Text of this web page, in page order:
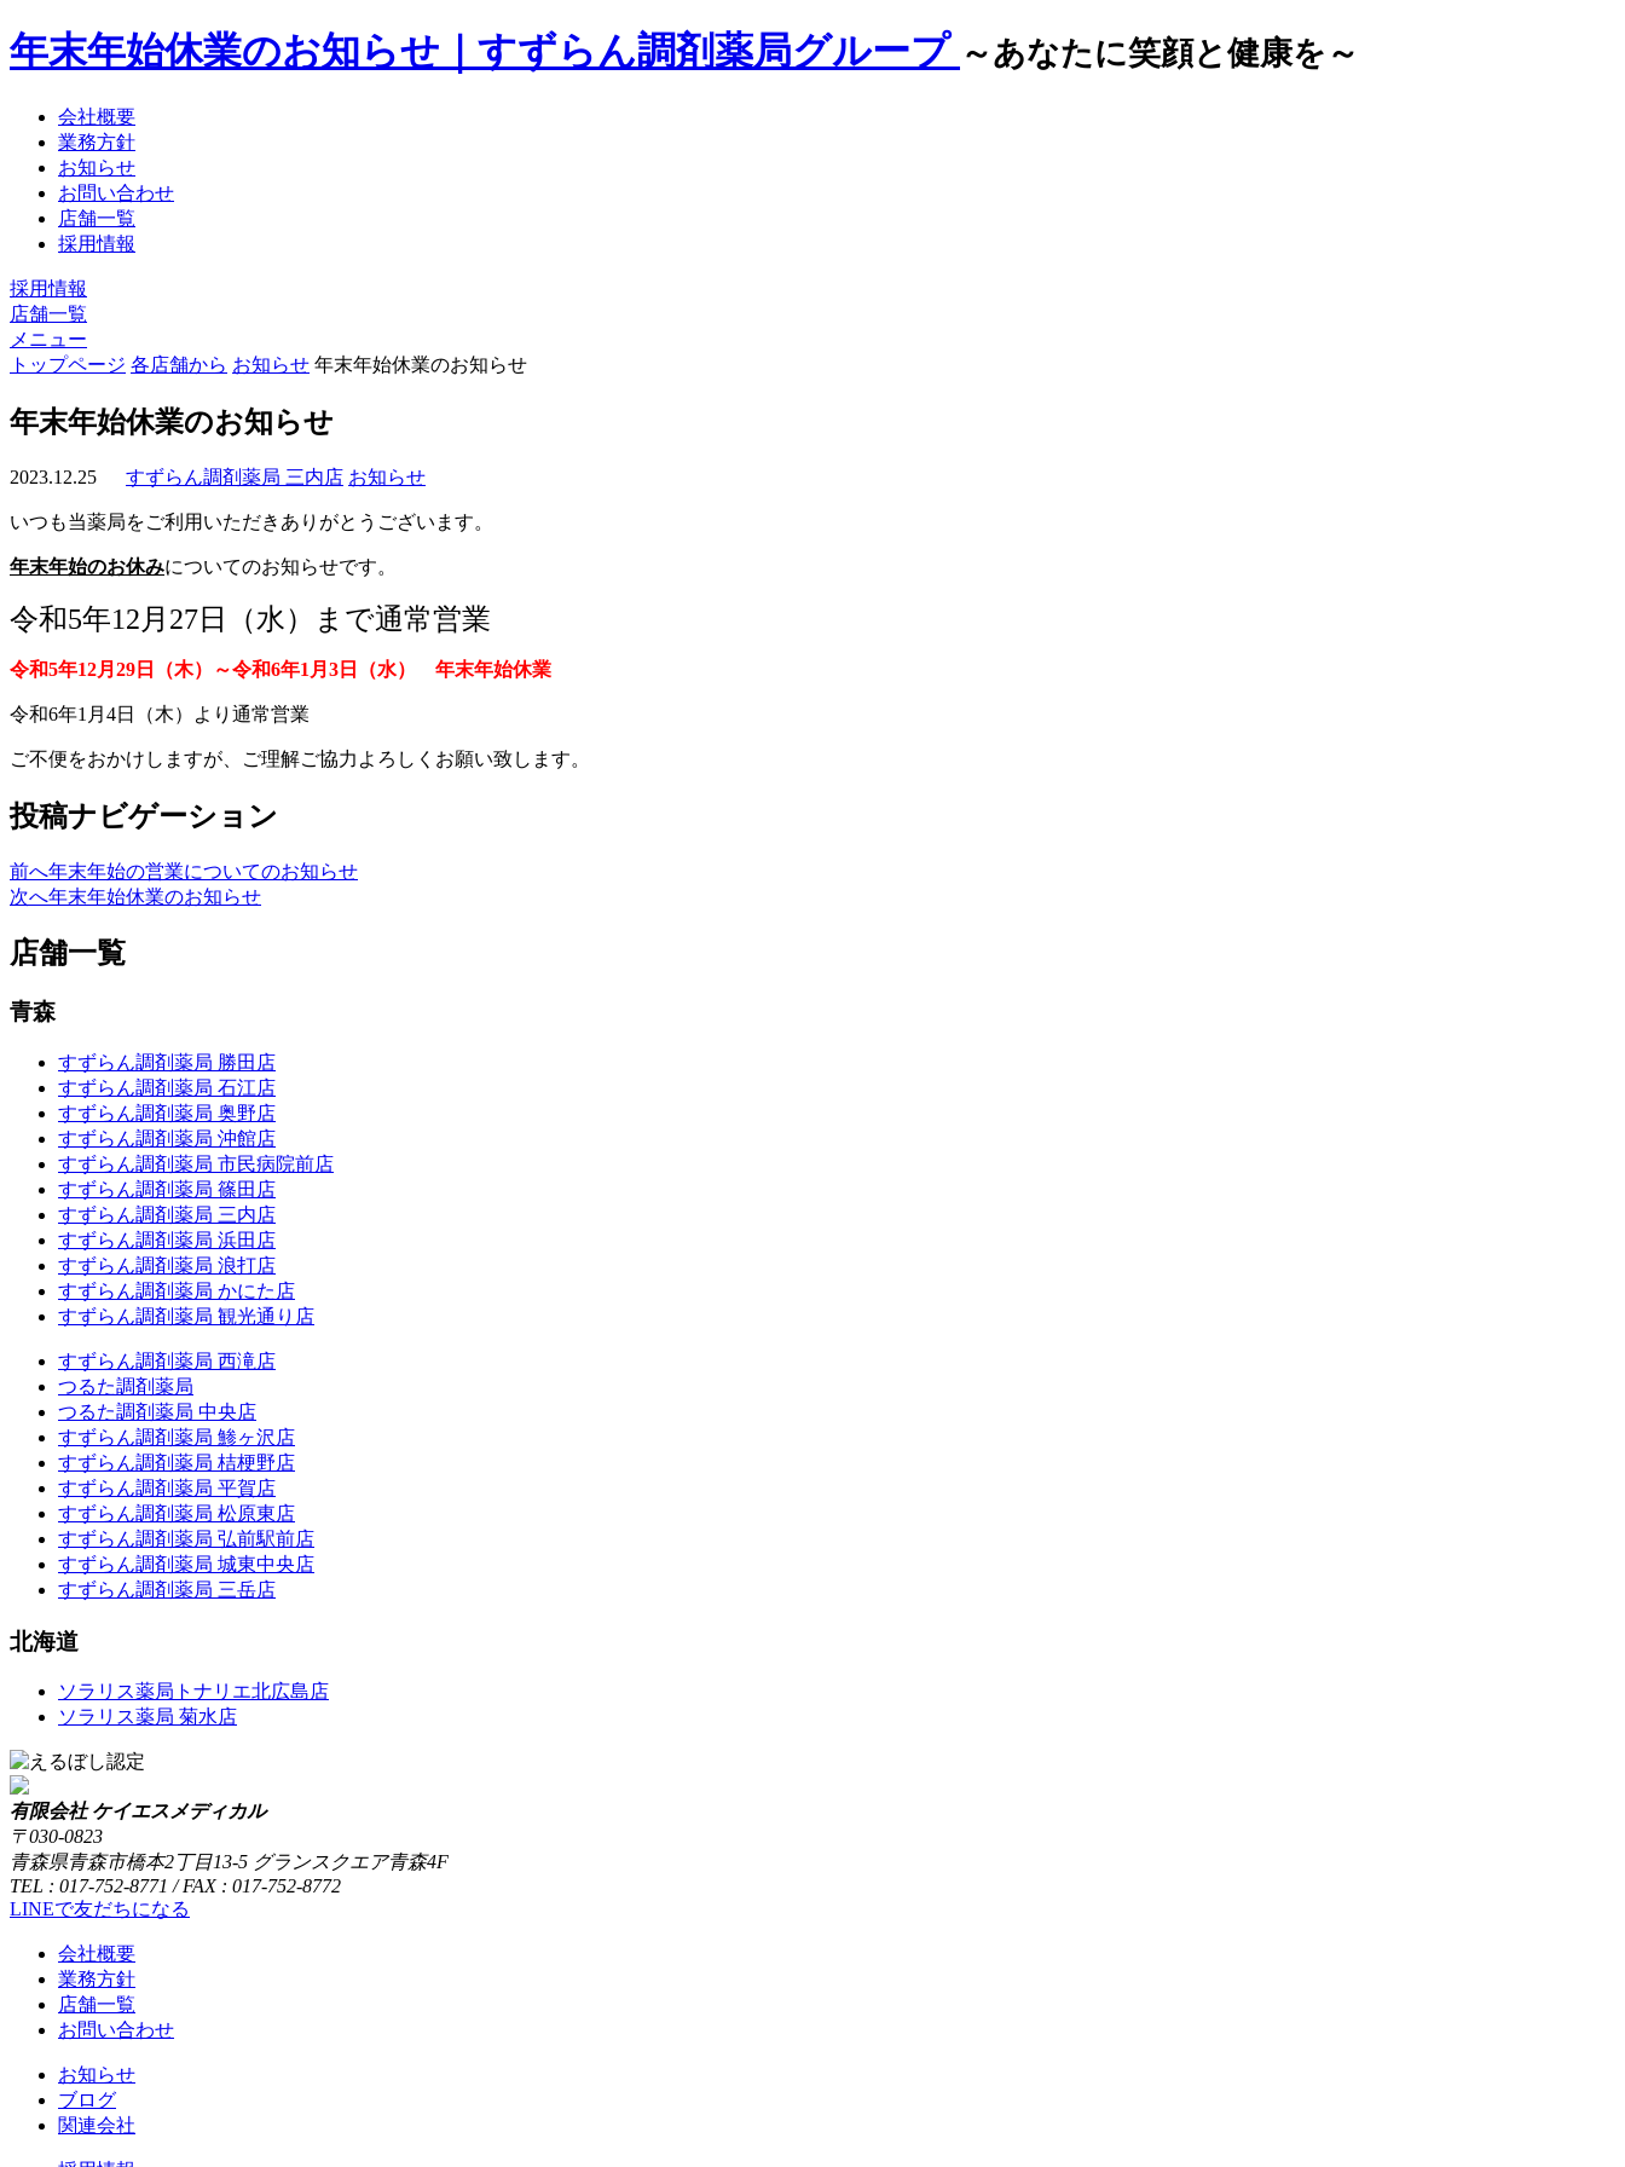
年末年始休業のお知らせ｜すずらん調剤薬局グループ ～あなたに笑顔と健康を～
会社概要
業務方針
お知らせ
お問い合わせ
店舗一覧
採用情報
採用情報
店舗一覧
メニュー
トップページ 各店舗から お知らせ 年末年始休業のお知らせ
年末年始休業のお知らせ
2023.12.25 すずらん調剤薬局 三内店 お知らせ
いつも当薬局をご利用いただきありがとうございます。
年末年始のお休みについてのお知らせです。
令和5年12月27日（水）まで通常営業
令和5年12月29日（木）～令和6年1月3日（水） 年末年始休業
令和6年1月4日（木）より通常営業
ご不便をおかけしますが、ご理解ご協力よろしくお願い致します。
投稿ナビゲーション
前へ年末年始の営業についてのお知らせ
次へ年末年始休業のお知らせ
店舗一覧
青森
すずらん調剤薬局 勝田店
すずらん調剤薬局 石江店
すずらん調剤薬局 奥野店
すずらん調剤薬局 沖館店
すずらん調剤薬局 市民病院前店
すずらん調剤薬局 篠田店
すずらん調剤薬局 三内店
すずらん調剤薬局 浜田店
すずらん調剤薬局 浪打店
すずらん調剤薬局 かにた店
すずらん調剤薬局 観光通り店
すずらん調剤薬局 西滝店
つるた調剤薬局
つるた調剤薬局 中央店
すずらん調剤薬局 鯵ヶ沢店
すずらん調剤薬局 桔梗野店
すずらん調剤薬局 平賀店
すずらん調剤薬局 松原東店
すずらん調剤薬局 弘前駅前店
すずらん調剤薬局 城東中央店
すずらん調剤薬局 三岳店
北海道
ソラリス薬局トナリエ北広島店
ソラリス薬局 菊水店
有限会社 ケイエスメディカル
〒030-0823
青森県青森市橋本2丁目13-5 グランスクエア青森4F
TEL : 017-752-8771 / FAX : 017-752-8772
LINEで友だちになる
会社概要
業務方針
店舗一覧
お問い合わせ
お知らせ
ブログ
関連会社